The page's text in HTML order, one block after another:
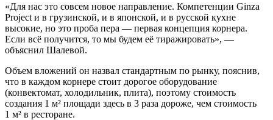
«Для нас это совсем новое направление. Компетенции Ginza
Project и в грузинской, и в японской, и в русской кухне
высокие, но это проба пера — первая концепция корнера.
Если всё получится, то мы будем её тиражировать», —
объяснил Шалевой.
Объем вложений он назвал стандартным по рынку, пояснив,
что в каждом корнере стоит дорогое оборудование
(конвектомат, холодильник, плита), поэтому стоимость
создания 1 м² площади здесь в 3 раза дороже, чем стоимость
1 м² в ресторане.